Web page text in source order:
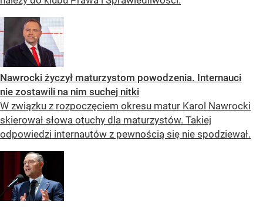
Nawrocki życzył maturzystom powodzenia. Internauci
nie zostawili na nim suchej nitki
W związku z rozpoczęciem okresu matur Karol Nawrocki
skierował słowa otuchy dla maturzystów. Takiej
odpowiedzi internautów z pewnością się nie spodziewał.